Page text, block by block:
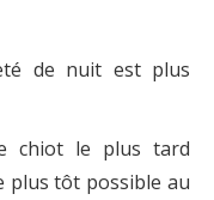
de nuit est plus
chiot le plus tard
plus tôt possible au